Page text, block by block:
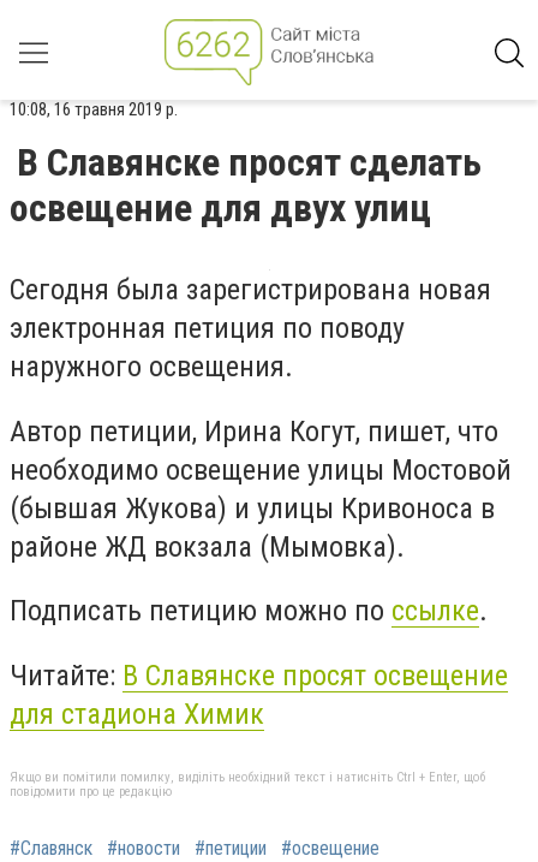
10:08, 16 травня 2019 р.
В Славянске просят сделать
освещение для двух улиц
Сегодня была зарегистрирована новая
электронная петиция по поводу
наружного освещения.
Автор петиции, Ирина Когут, пишет, что
необходимо освещение улицы Мостовой
(бывшая Жукова) и улицы Кривоноса в
районе ЖД вокзала (Мымовка).
Подписать петицию можно по ссылке.
Читайте: В Славянске просят освещение
для стадиона Химик
Якщо ви помітили помилку, виділіть необхідний текст і натисніть Ctrl + Enter, щоб
повідомити про це редакцію
#Славянск #новости #петиции #освещение